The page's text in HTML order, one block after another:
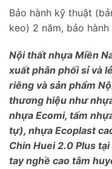
Bảo hành kỹ thuật
keo) 2 năm, bảo
Nội thất nhựa Miền
xuất phân phối sỉ và
riêng và sản phẩm
thương hiệu như
nhựa Ecomi, tấm
tự), nhựa Ecoplast
Chin Huei 2.0 Plus
tay nghề cao tâm